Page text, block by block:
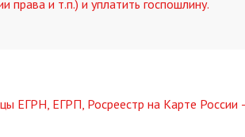
права и т.п.) и уплатить госпошлину.
ЕГРН, ЕГРП, Росреестр на Карте